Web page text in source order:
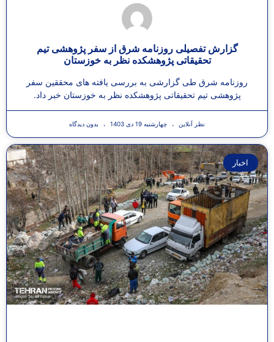
گزارش تفصیلی روزنامه شرق از سفر پژوهشی تیم
تحقیقاتی پژوهشکده نظر به خوزستان
روزنامه شرق طی گزارشی به بررسی یافته های محققین سفر
پژوهشی تیم تحقیقاتی پژوهشکده نظر به خوزستان خبر داد.
نظر آنلاین چهارشنبه 19 دی 1403 بدون دیدگاه
اخبار